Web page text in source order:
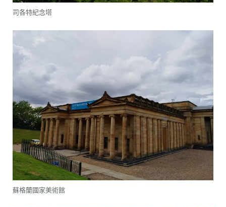
司各特紀念塔
蘇格蘭國家美術館